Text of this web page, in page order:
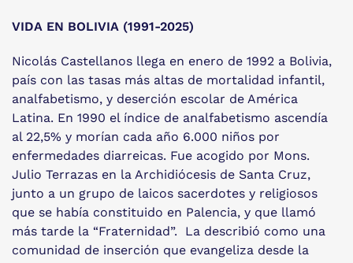
VIDA EN BOLIVIA (1991-2025)
Nicolás Castellanos llega en enero de 1992 a Bolivia,
país con las tasas más altas de mortalidad infantil,
analfabetismo, y deserción escolar de América
Latina. En 1990 el índice de analfabetismo ascendía
al 22,5% y morían cada año 6.000 niños por
enfermedades diarreicas. Fue acogido por Mons.
Julio Terrazas en la Archidiócesis de Santa Cruz,
junto a un grupo de laicos sacerdotes y religiosos
que se había constituido en Palencia, y que llamó
más tarde la “Fraternidad”. La describió como una
comunidad de inserción que evangeliza desde la